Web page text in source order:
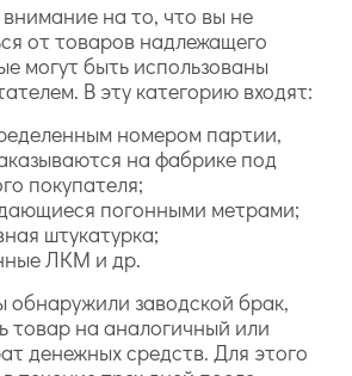
на то, что вы не
от товаров надлежащего
могут быть использованы
В эту категорию входят:
номером партии,
на фабрике под
покупателя;
погонными метрами;
штукатурка;
ЛКМ и др.
обнаружили заводской брак,
товар на аналогичный или
денежных средств. Для этого